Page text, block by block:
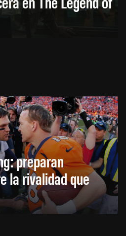
preparan
la rivalidad que